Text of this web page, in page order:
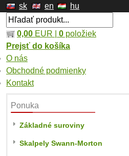
sk en hu
0,00 EUR | 0 položiek
Prejsť do košíka
O nás
Obchodné podmienky
Kontakt
Ponuka
Základné suroviny
Skalpely Swann-Morton